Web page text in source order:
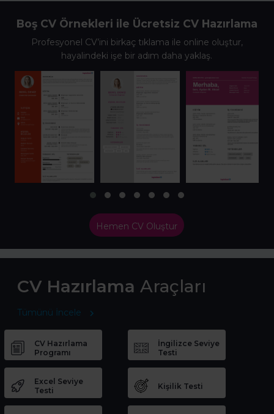
Boş CV Örnekleri ile Ücretsiz CV Hazırlama
Profesyonel CV’ini birkaç tıklama ile online oluştur,
hayalindeki işe bir adım daha yaklaş.
Hemen CV Oluştur
CV Hazırlama Araçları
Tümünü İncele
CV Hazırlama
Programı
İngilizce Seviye
Testi
Excel Seviye
Testi
Kişilik Testi